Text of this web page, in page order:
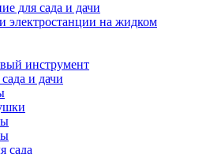
для сада и дачи
электростанции на жидком
инструмент
и дачи
сада